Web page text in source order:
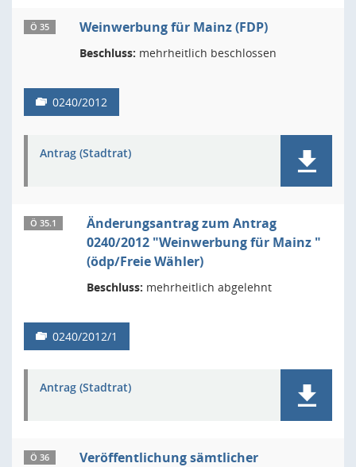
Ö 35 Weinwerbung für Mainz (FDP)
Beschluss: mehrheitlich beschlossen
0240/2012
Antrag (Stadtrat)
Ö 35.1
Änderungsantrag zum Antrag
0240/2012 "Weinwerbung für Mainz "
(ödp/Freie Wähler)
Beschluss: mehrheitlich abgelehnt
0240/2012/1
Antrag (Stadtrat)
Ö 36
Veröffentlichung sämtlicher